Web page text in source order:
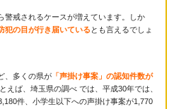
警戒されるケースが増えています。しか
犯の目が行き届いている とも言えるでしょ
、多くの県が 「声掛け事案」の認知件数が
えば、埼玉県の調べ では、平成30年では、
件、小学生以下への声掛け事案が1,770